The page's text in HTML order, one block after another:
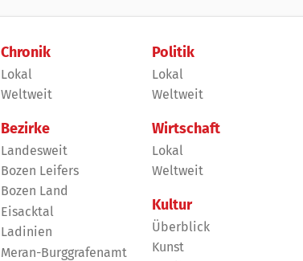
Chronik
Lokal
Weltweit
Bezirke
Landesweit
Bozen Leifers
Bozen Land
Eisacktal
Ladinien
Meran-Burggrafenamt
Politik
Lokal
Weltweit
Wirtschaft
Lokal
Weltweit
Kultur
Überblick
Kunst